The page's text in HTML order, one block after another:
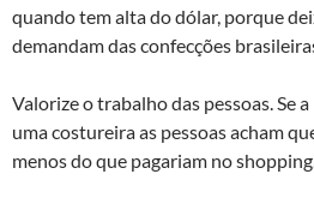
quando tem alta do dólar, porque
demandam das confecções
Valorize o trabalho das pessoas. Se
uma costureira as pessoas acham
menos do que pagariam no